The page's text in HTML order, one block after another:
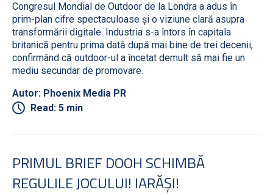
Congresul Mondial de Outdoor de la Londra a adus în
prim-plan cifre spectaculoase și o viziune clară asupra
transformării digitale. Industria s-a întors în capitala
britanică pentru prima dată după mai bine de trei decenii,
confirmând că outdoor-ul a încetat demult să mai fie un
mediu secundar de promovare.
Autor: Phoenix Media PR
Read: 5 min
PRIMUL BRIEF DOOH SCHIMBĂ
REGULILE JOCULUI! IARĂȘI!